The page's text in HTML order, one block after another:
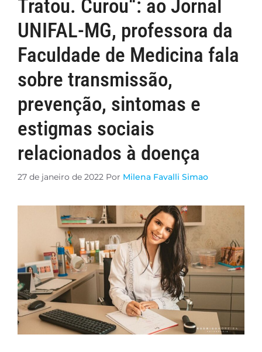
Tratou. Curou“: ao Jornal
UNIFAL-MG, professora da
Faculdade de Medicina fala
sobre transmissão,
prevenção, sintomas e
estigmas sociais
relacionados à doença
27 de janeiro de 2022 Por Milena Favalli Simao